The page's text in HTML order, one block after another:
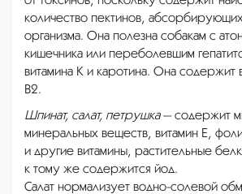
количество пектинов,
организма. Она полезна собакам с
кишечника или переболевшим
витамина К и каротина. Она содержит
B2.
Шпинат, салат, петрушка— содержит
минеральных веществ, витамин Е,
и другие витамины, растительные
к тому же содержится йод.
Салат нормализует водно-солевой